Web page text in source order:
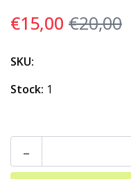
€15,00 €20,00
SKU:
Stock: 1
-